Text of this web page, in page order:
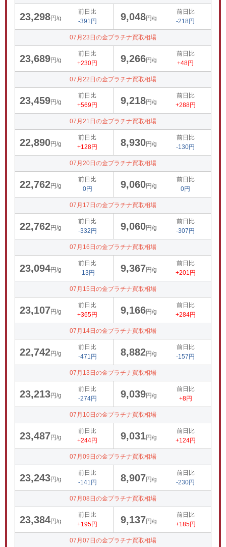
23,298円/g
前日比
-391円
9,048円/g
前日比
-218円
07月23日の金プラチナ買取相場
23,689円/g
前日比
+230円
9,266円/g
前日比
+48円
07月22日の金プラチナ買取相場
23,459円/g
前日比
+569円
9,218円/g
前日比
+288円
07月21日の金プラチナ買取相場
22,890円/g
前日比
+128円
8,930円/g
前日比
-130円
07月20日の金プラチナ買取相場
22,762円/g
前日比
0円
9,060円/g
前日比
0円
07月17日の金プラチナ買取相場
22,762円/g
前日比
-332円
9,060円/g
前日比
-307円
07月16日の金プラチナ買取相場
23,094円/g
前日比
-13円
9,367円/g
前日比
+201円
07月15日の金プラチナ買取相場
23,107円/g
前日比
+365円
9,166円/g
前日比
+284円
07月14日の金プラチナ買取相場
22,742円/g
前日比
-471円
8,882円/g
前日比
-157円
07月13日の金プラチナ買取相場
23,213円/g
前日比
-274円
9,039円/g
前日比
+8円
07月10日の金プラチナ買取相場
23,487円/g
前日比
+244円
9,031円/g
前日比
+124円
07月09日の金プラチナ買取相場
23,243円/g
前日比
-141円
8,907円/g
前日比
-230円
07月08日の金プラチナ買取相場
23,384円/g
前日比
+195円
9,137円/g
前日比
+185円
07月07日の金プラチナ買取相場